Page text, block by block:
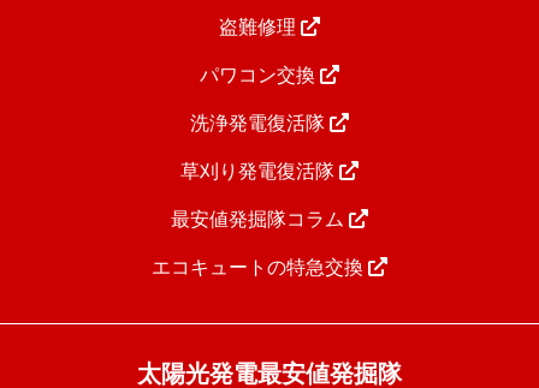
盗難修理
パワコン交換
洗浄発電復活隊
草刈り発電復活隊
最安値発掘隊コラム
エコキュートの特急交換
太陽光発電最安値発掘隊